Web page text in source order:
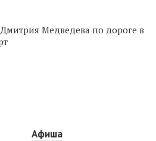
Медведева по дороге в
Афиша